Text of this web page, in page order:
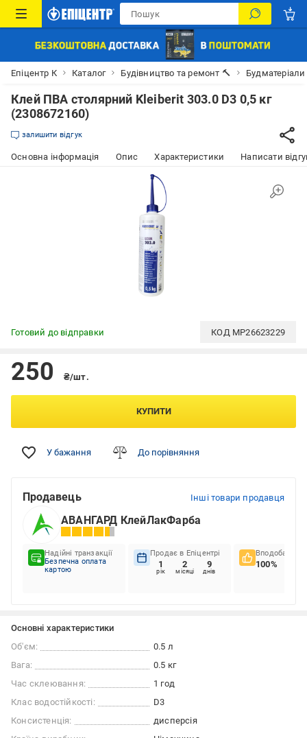
Епіцентр К Каталог Будівництво та ремонт 🔨 Будматеріали
Клей ПВА столярний Kleiberit 303.0 D3 0,5 кг
(2308672160)
залишити відгук
Основна інформація Опис Характеристики Написати
Готовий до відправки КОД MP26623229
250 ₴/шт.
КУПИТИ
У бажання До порівняння
Продавець Інші товари продавця
АВАНГАРД КлейЛакФарба
Надійні транзакції
Безпечна оплата
картою
Продає в Епіцентрі
1
рік
2
місяці
9
днів
Вподобання
100%
Основні характеристики
Об'єм:
0.5 л
Вага:
0.5 кг
Час склеювання:
1 год
Клас водостійкості:
D3
Консистенція:
дисперсія